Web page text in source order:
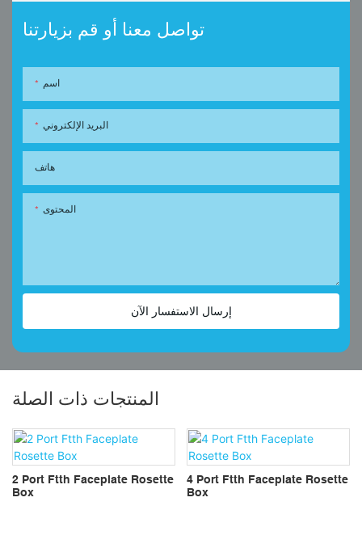
تواصل معنا أو قم بزيارتنا
اسم
البريد الإلكتروني
هاتف
المحتوى
إرسال الاستفسار الآن
المنتجات ذات الصلة
2 Port Ftth Faceplate Rosette
Box
4 Port Ftth Faceplate Rosette
Box